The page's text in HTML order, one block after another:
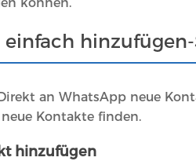
hinzufügen-
an WhatsApp neue
Kontakte finden.
hinzufügen